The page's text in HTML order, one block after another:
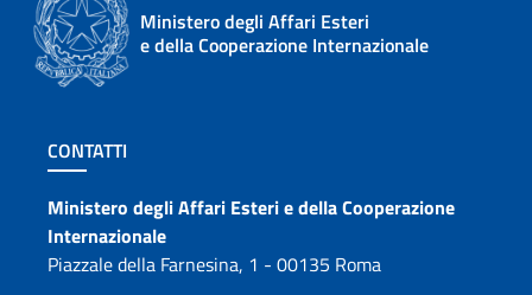
Ministero degli Affari Esteri
e della Cooperazione Internazionale
Sezione footer
CONTATTI
Contatti
Ministero degli Affari Esteri e della Cooperazione
Internazionale
Piazzale della Farnesina, 1 - 00135 Roma